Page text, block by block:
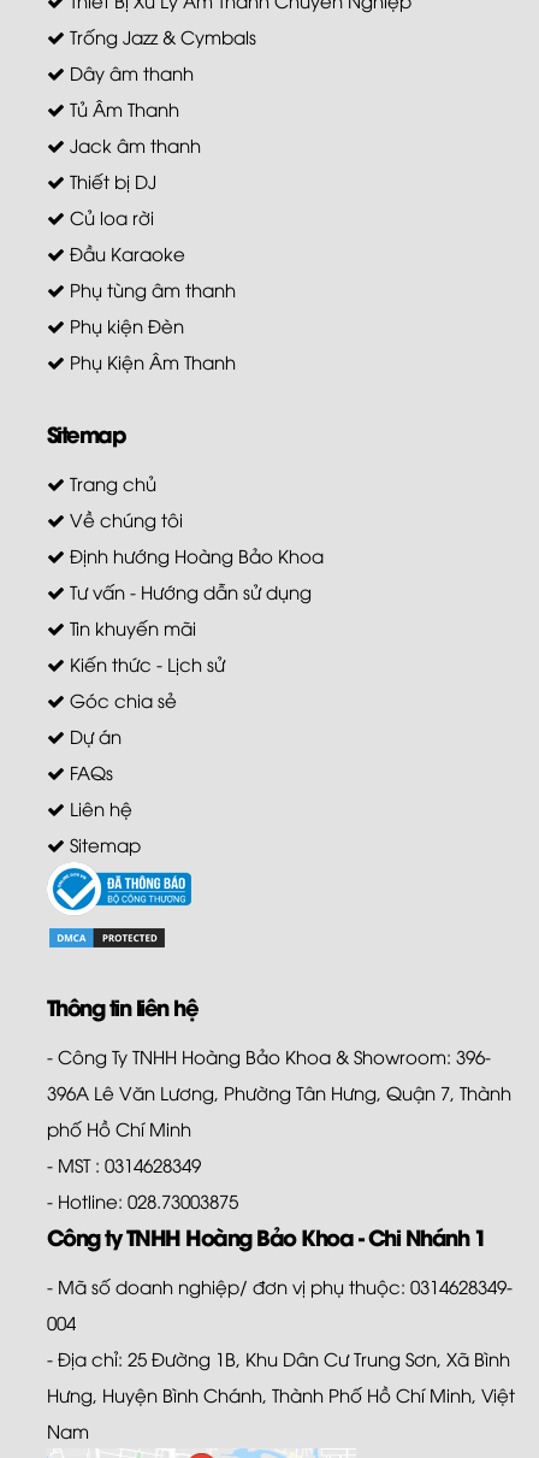
Trống Jazz & Cymbals
Dây âm thanh
Tủ Âm Thanh
Jack âm thanh
Thiết bị DJ
Củ loa rời
Đầu Karaoke
Phụ tùng âm thanh
Phụ kiện Đèn
Phụ Kiện Âm Thanh
Sitemap
Trang chủ
Về chúng tôi
Định hướng Hoàng Bảo Khoa
Tư vấn - Hướng dẫn sử dụng
Tin khuyến mãi
Kiến thức - Lịch sử
Góc chia sẻ
Dự án
FAQs
Liên hệ
Sitemap
Thông tin liên hệ
- Công Ty TNHH Hoàng Bảo Khoa & Showroom: 396-
396A Lê Văn Lương, Phường Tân Hưng, Quận 7, Thành
phố Hồ Chí Minh
- MST : 0314628349
- Hotline: 028.73003875
Công ty TNHH Hoàng Bảo Khoa - Chi Nhánh 1
- Mã số doanh nghiệp/ đơn vị phụ thuộc: 0314628349-
004
- Địa chỉ: 25 Đường 1B, Khu Dân Cư Trung Sơn, Xã Bình
Hưng, Huyện Bình Chánh, Thành Phố Hồ Chí Minh, Việt
Nam